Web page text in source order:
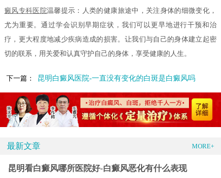
癜风专科医院温馨提示：人类的健康旅途中，关注身体的细微变化，
尤为重要。通过学会识别早期症状，我们可以更早地进行干预和治
疗，更大程度地减少疾病造成的损害。让我们与自己的身体建立起密
切的联系，用关爱和认真守护自己的身体，享受健康的人生。
下一篇： 昆明白癜风医院-一直没有变化的白斑是白癜风吗
最新文章 MORE+
昆明看白癜风哪所医院好-白癜风恶化有什么表现